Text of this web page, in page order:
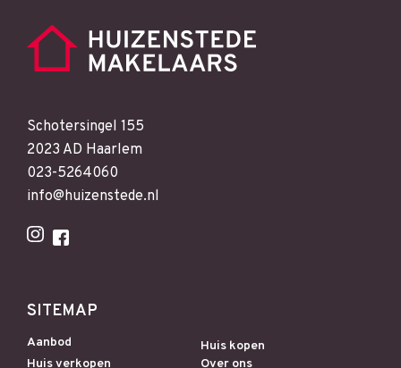
Schotersingel 155
2023 AD Haarlem
023-5264060
info@huizenstede.nl
SITEMAP
Aanbod
Huis kopen
Huis verkopen
Over ons